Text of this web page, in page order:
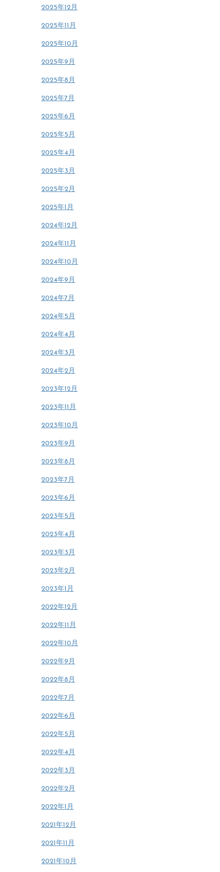
2025年12月
2025年11月
2025年10月
2025年9月
2025年8月
2025年7月
2025年6月
2025年5月
2025年4月
2025年3月
2025年2月
2025年1月
2024年12月
2024年11月
2024年10月
2024年9月
2024年7月
2024年5月
2024年4月
2024年3月
2024年2月
2023年12月
2023年11月
2023年10月
2023年9月
2023年8月
2023年7月
2023年6月
2023年5月
2023年4月
2023年3月
2023年2月
2023年1月
2022年12月
2022年11月
2022年10月
2022年9月
2022年8月
2022年7月
2022年6月
2022年5月
2022年4月
2022年3月
2022年2月
2022年1月
2021年12月
2021年11月
2021年10月